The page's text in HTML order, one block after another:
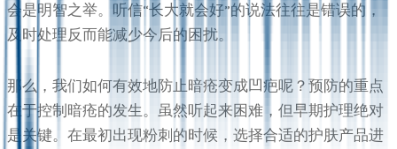
会是明智之举。听信“长大就会好”的说法往往是错误的，
及时处理反而能减少今后的困扰。
那么，我们如何有效地防止暗疮变成凹疤呢？预防的重点
在于控制暗疮的发生。虽然听起来困难，但早期护理绝对
是关键。在最初出现粉刺的时候，选择合适的护肤产品进